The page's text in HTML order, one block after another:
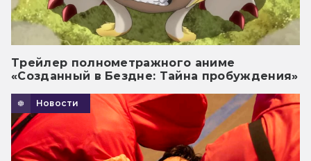
Трейлер полнометражного аниме
«Созданный в Бездне: Тайна пробуждения»
Новости